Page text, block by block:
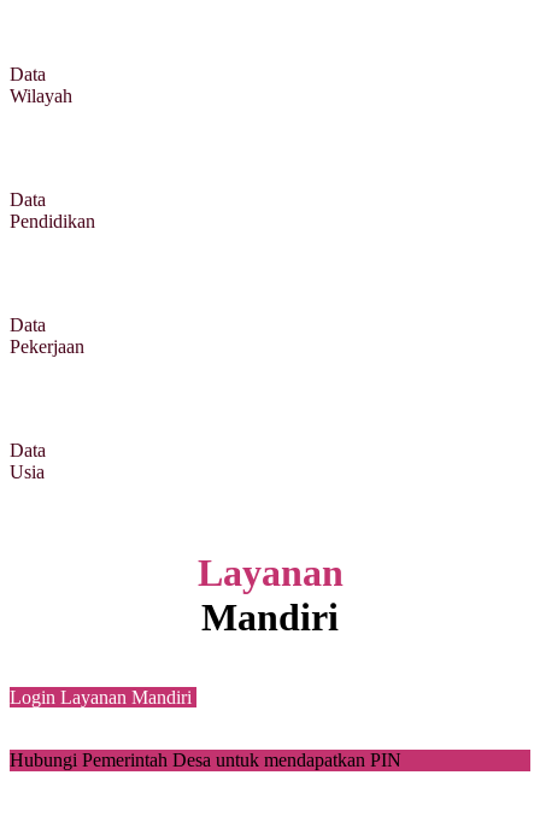
Data
Wilayah
Data
Pendidikan
Data
Pekerjaan
Data
Usia
Layanan
Mandiri
Login Layanan Mandiri
Hubungi Pemerintah Desa untuk mendapatkan PIN